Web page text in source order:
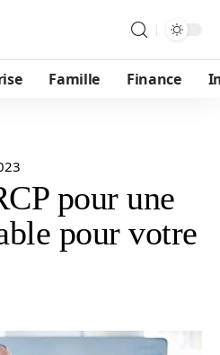
Famille Finance
pour une
pour votre